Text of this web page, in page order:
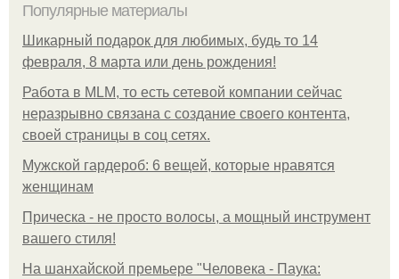
Популярные материалы
Шикарный подарок для любимых, будь то 14
февраля, 8 марта или день рождения!
Работа в MLM, то есть сетевой компании сейчас
неразрывно связана с создание своего контента,
своей страницы в соц сетях.
Мужской гардероб: 6 вещей, которые нравятся
женщинам
Прическа - не просто волосы, а мощный инструмент
вашего стиля!
На шанхайской премьере "Человека - Паука: